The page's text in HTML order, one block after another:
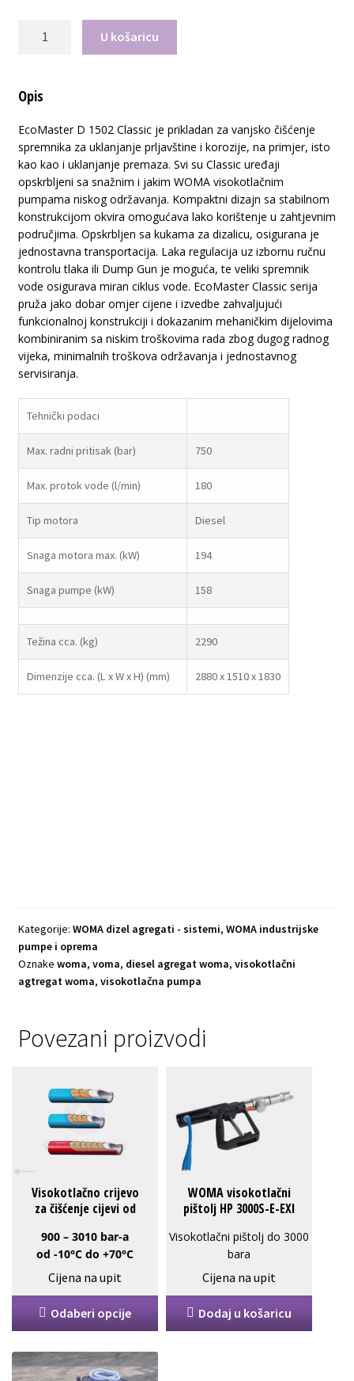
2502
Classic
količina
U košaricu
Opis
EcoMaster D 1502 Classic je prikladan za vanjsko čišćenje
spremnika za uklanjanje prljavštine i korozije, na primjer, isto
kao kao i uklanjanje premaza. Svi su Classic uređaji
opskrbljeni sa snažnim i jakim WOMA visokotlačnim
pumpama niskog održavanja. Kompaktni dizajn sa stabilnom
konstrukcijom okvira omogućava lako korištenje u zahtjevnim
područjima. Opskrbljen sa kukama za dizalicu, osigurana je
jednostavna transportacija. Laka regulacija uz izbornu ručnu
kontrolu tlaka ili Dump Gun je moguća, te veliki spremnik
vode osigurava miran ciklus vode. EcoMaster Classic serija
pruža jako dobar omjer cijene i izvedbe zahvaljujući
funkcionalnoj konstrukciji i dokazanim mehaničkim dijelovima
kombiniranim sa niskim troškovima rada zbog dugog radnog
vijeka, minimalnih troškova održavanja i jednostavnog
servisiranja.
Tehnički podaci
Max. radni pritisak (bar) 750
Max. protok vode (l/min) 180
Tip motora Diesel
Snaga motora max. (kW) 194
Snaga pumpe (kW) 158
Težina cca. (kg) 2290
Dimenzije cca. (L x W x H) (mm) 2880 x 1510 x 1830
Kategorije: WOMA dizel agregati - sistemi, WOMA industrijske
pumpe i oprema
Oznake woma, voma, diesel agregat woma, visokotlačni
agtregat woma, visokotlačna pumpa
Povezani proizvodi
Visokotlačno crijevo
za čišćenje cijevi od
900 – 3010 bar-a
od -10°C do +70°C
Cijena na upit
Odaberi opcije
proizvod
varijanti.
Opcije
mogu
odabrati
stranici
proizvoda
WOMA visokotlačni
pištolj HP 3000S-E-EXI
Visokotlačni pištolj do 3000
bara
HP 3000S-E-EXI
Cijena na upit
Dodaj u košaricu